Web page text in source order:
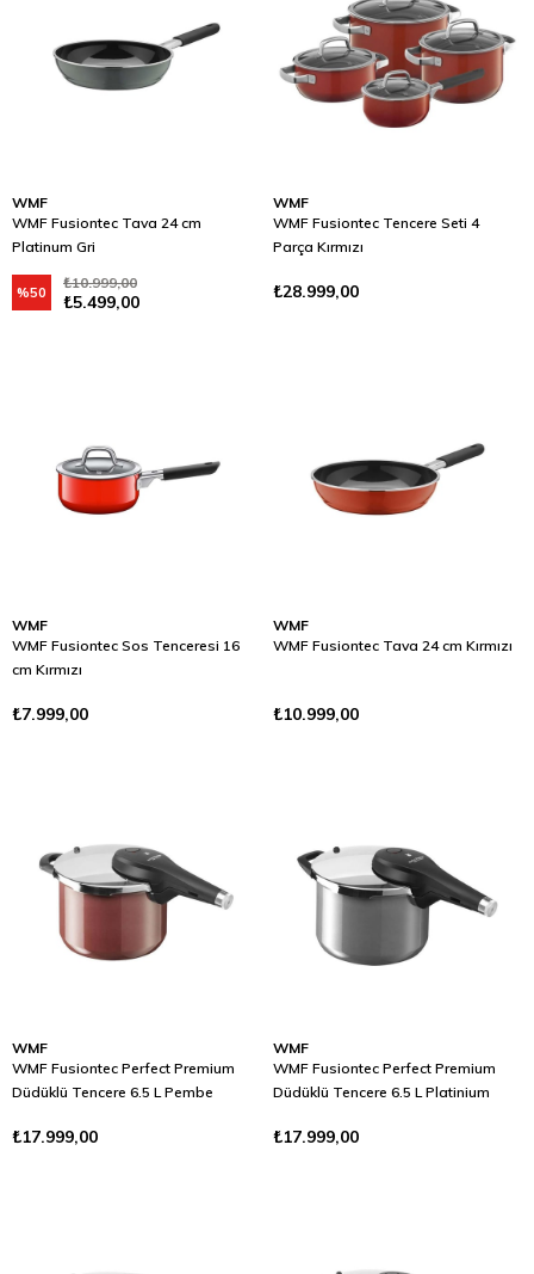
WMF
WMF Fusiontec Tava 24 cm
Platinum Gri
₺5.499,00
₺10.999,00
%50
WMF
WMF Fusiontec Tencere Seti 4
Parça Kırmızı
₺28.999,00
WMF
WMF Fusiontec Sos Tenceresi 16
cm Kırmızı
₺7.999,00
WMF
WMF Fusiontec Tava 24 cm Kırmızı
₺10.999,00
WMF
WMF Fusiontec Perfect Premium
Düdüklü Tencere 6.5 L Pembe
₺17.999,00
WMF
WMF Fusiontec Perfect Premium
Düdüklü Tencere 6.5 L Platinium
₺17.999,00